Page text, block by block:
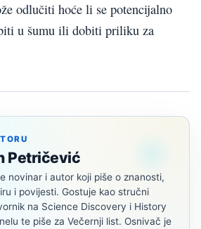
odlučiti hoće li se potencijalno
u šumu ili dobiti priliku za
Petričević
novinar i autor koji piše o znanosti,
i povijesti. Gostuje kao stručni
na Science Discovery i History
te piše za Večernji list. Osnivač je